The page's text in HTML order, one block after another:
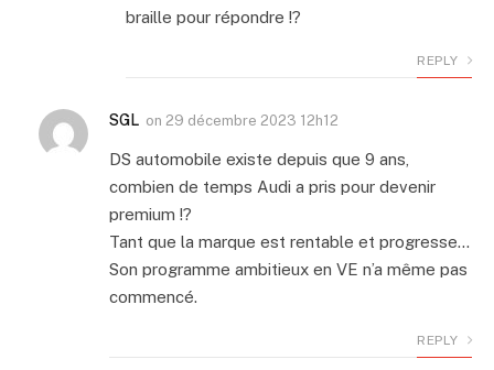
braille pour répondre !?
REPLY
SGL on 29 décembre 2023 12h12
DS automobile existe depuis que 9 ans,
combien de temps Audi a pris pour devenir
premium !?
Tant que la marque est rentable et progresse…
Son programme ambitieux en VE n’a même pas
commencé.
REPLY